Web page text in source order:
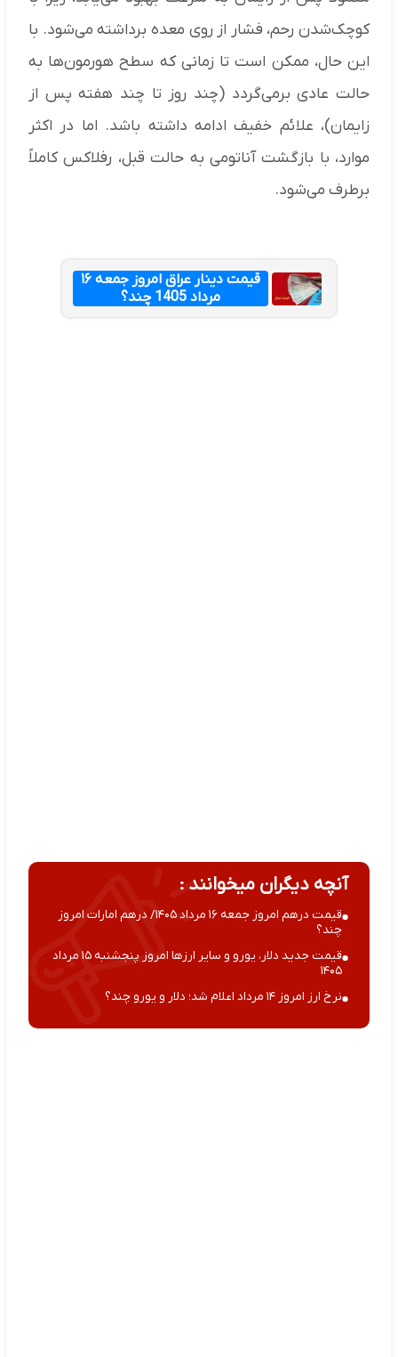
کوچک‌شدن رحم، فشار از روی معده برداشته می‌شود. با
این حال، ممکن است تا زمانی که سطح هورمون‌ها به
حالت عادی برمی‌گردد (چند روز تا چند هفته پس از
زایمان)، علائم خفیف ادامه داشته باشد. اما در اکثر
موارد، با بازگشت آناتومی به حالت قبل، رفلاکس کاملاً
برطرف می‌شود.
قیمت دینار عراق امروز جمعه ۱۶
مرداد 1405 چند؟
آنچه دیگران میخوانند :
قیمت درهم امروز جمعه ۱۶ مرداد ۱۴۰۵/ درهم امارات امروز
چند؟
قیمت جدید دلار، یورو و سایر ارزها امروز پنجشنبه ۱۵ مرداد
۱۴۰۵
نرخ ارز امروز ۱۴ مرداد اعلام شد؛ دلار و یورو چند؟